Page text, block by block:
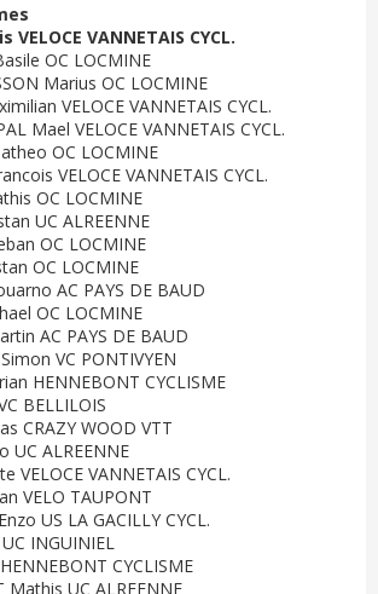
VELOCE VANNETAIS CYCL.
OC LOCMINE
Marius OC LOCMINE
VELOCE VANNETAIS CYCL.
Mael VELOCE VANNETAIS CYCL.
OC LOCMINE
VELOCE VANNETAIS CYCL.
OC LOCMINE
UC ALREENNE
OC LOCMINE
OC LOCMINE
AC PAYS DE BAUD
OC LOCMINE
AC PAYS DE BAUD
VC PONTIVYEN
HENNEBONT CYCLISME
BELLILOIS
CRAZY WOOD VTT
UC ALREENNE
VELOCE VANNETAIS CYCL.
VELO TAUPONT
US LA GACILLY CYCL.
INGUINIEL
CYCLISME
Mathis UC ALREENNE